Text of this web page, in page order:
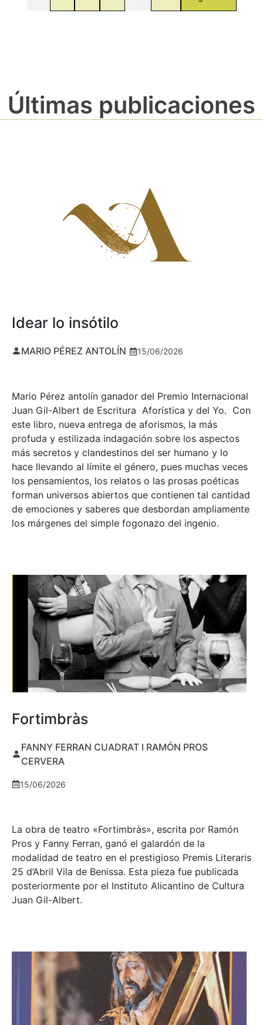
Últimas publicaciones
Idear lo insótilo
MARIO PÉREZ ANTOLÍN 15/06/2026
Mario Pérez antolín ganador del Premio Internacional
Juan Gil-Albert de Escritura Aforística y del Yo. Con
este libro, nueva entrega de aforismos, la más
profuda y estilizada indagación sobre los aspectos
más secretos y clandestinos del ser humano y lo
hace llevando al límite el género, pues muchas veces
los pensamientos, los relatos o las prosas poéticas
forman universos abiertos que contienen tal cantidad
de emociones y saberes que desbordan ampliamente
los márgenes del simple fogonazo del ingenio.
Fortimbràs
FANNY FERRAN CUADRAT I RAMÓN PROS
CERVERA
15/06/2026
La obra de teatro «Fortimbràs», escrita por Ramón
Pros y Fanny Ferran, ganó el galardón de la
modalidad de teatro en el prestigioso Premis Literaris
25 d’Abril Vila de Benissa. Esta pieza fue publicada
posteriormente por el Instituto Alicantino de Cultura
Juan Gil-Albert.